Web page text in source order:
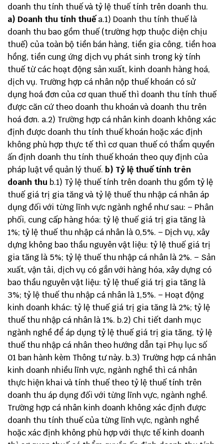
doanh thu tính thuế và tỷ lệ thuế tính trên doanh thu.
a) Doanh thu tính thuếa.1) Doanh thu tính thuế là
doanh thu bao gồm thuế (trường hợp thuộc diện chịu
thuế) của toàn bộ tiền bán hàng, tiền gia công, tiền hoa
hồng, tiền cung ứng dịch vụ phát sinh trong kỳ tính
thuế từ các hoạt động sản xuất, kinh doanh hàng hoá,
dịch vụ. Trường hợp cá nhân nộp thuế khoán có sử
dụng hoá đơn của cơ quan thuế thì doanh thu tính thuế
được căn cứ theo doanh thu khoán và doanh thu trên
hoá đơn. a.2) Trường hợp cá nhân kinh doanh không xác
định được doanh thu tính thuế khoán hoặc xác định
không phù hợp thực tế thì cơ quan thuế có thẩm quyền
ấn định doanh thu tính thuế khoán theo quy định của
pháp luật về quản lý thuế. b) Tỷ lệ thuế tính trên
doanh thub.1) Tỷ lệ thuế tính trên doanh thu gồm tỷ lệ
thuế giá trị gia tăng và tỷ lệ thuế thu nhập cá nhân áp
dụng đối với từng lĩnh vực ngành nghề như sau: – Phân
phối, cung cấp hàng hóa: tỷ lệ thuế giá trị gia tăng là
1%; tỷ lệ thuế thu nhập cá nhân là 0,5%. – Dịch vụ, xây
dựng không bao thầu nguyên vật liệu: tỷ lệ thuế giá trị
gia tăng là 5%; tỷ lệ thuế thu nhập cá nhân là 2%. – Sản
xuất, vận tải, dịch vụ có gắn với hàng hóa, xây dựng có
bao thầu nguyên vật liệu: tỷ lệ thuế giá trị gia tăng là
3%; tỷ lệ thuế thu nhập cá nhân là 1,5%. – Hoạt động
kinh doanh khác: tỷ lệ thuế giá trị gia tăng là 2%; tỷ lệ
thuế thu nhập cá nhân là 1%. b.2) Chi tiết danh mục
ngành nghề để áp dụng tỷ lệ thuế giá trị gia tăng, tỷ lệ
thuế thu nhập cá nhân theo hướng dẫn tại Phụ lục số
01 ban hành kèm Thông tư này. b.3) Trường hợp cá nhân
kinh doanh nhiều lĩnh vực, ngành nghề thì cá nhân
thực hiện khai và tính thuế theo tỷ lệ thuế tính trên
doanh thu áp dụng đối với từng lĩnh vực, ngành nghề.
Trường hợp cá nhân kinh doanh không xác định được
doanh thu tính thuế của từng lĩnh vực, ngành nghề
hoặc xác định không phù hợp với thực tế kinh doanh